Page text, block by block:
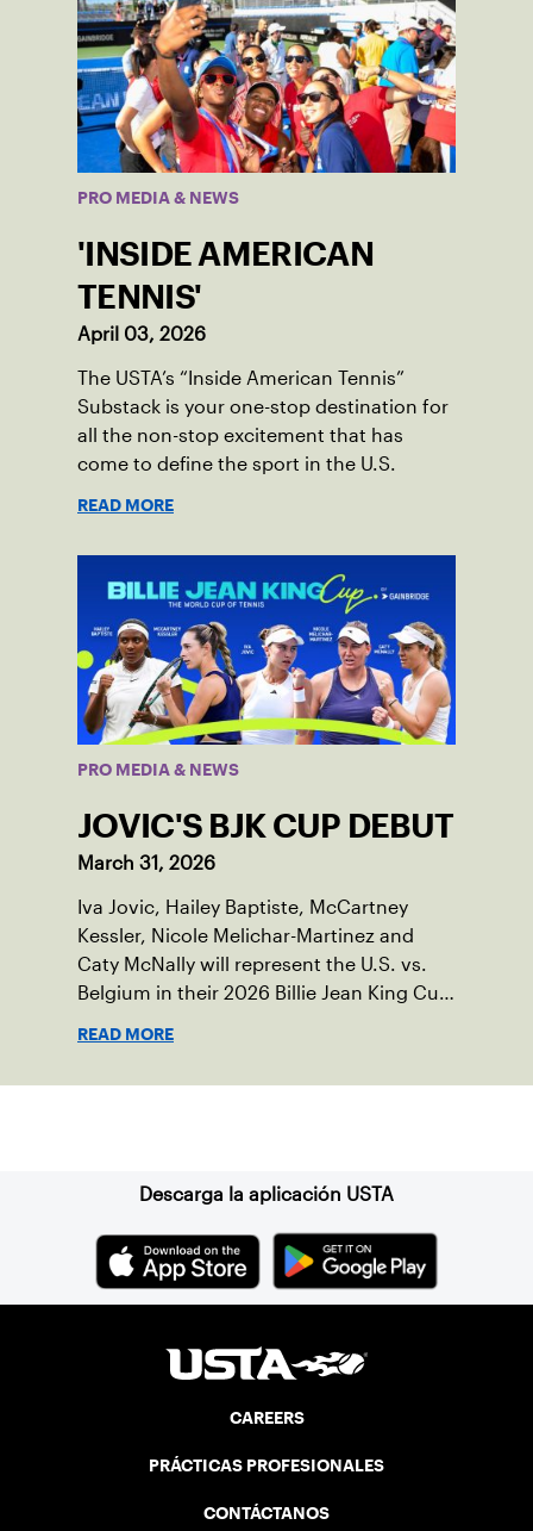
PRO MEDIA & NEWS
'INSIDE AMERICAN
TENNIS'
April 03, 2026
The USTA’s “Inside American Tennis”
Substack is your one-stop destination for
all the non-stop excitement that has
come to define the sport in the U.S.
READ MORE
PRO MEDIA & NEWS
JOVIC'S BJK CUP DEBUT
March 31, 2026
Iva Jovic, Hailey Baptiste, McCartney
Kessler, Nicole Melichar-Martinez and
Caty McNally will represent the U.S. vs.
Belgium in their 2026 Billie Jean King Cup
READ MORE
Descarga la aplicación USTA
CAREERS
PRÁCTICAS PROFESIONALES
CONTÁCTANOS